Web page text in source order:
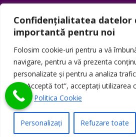
Confidențialitatea datelor
importantă pentru noi
Folosim cookie-uri pentru a vă
navigare, pentru a vă prezenta
personalizate și pentru a analiza
pe „Acceptă tot”, acceptați utilizarea
urilor.
Politica Cookie
Personalizați Refuzare toate
Charlotte Podu de Fier
Adresa: Iași, Bd. Tudor
Telefon: 0770 176 869
Email:
© 2025 Cofetăria Charlotte. Toate